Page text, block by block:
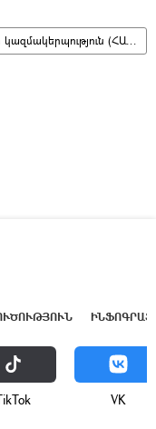
Հավաքական անվտանգության պայմանագիր կազմակերպություն (ՀԱՊԿ)
VK